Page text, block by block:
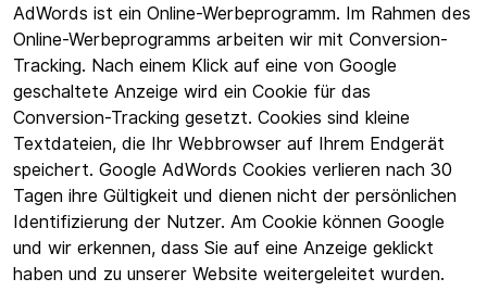
AdWords ist ein Online-Werbeprogramm. Im Rahmen des
Online-Werbeprogramms arbeiten wir mit Conversion-
Tracking. Nach einem Klick auf eine von Google
geschaltete Anzeige wird ein Cookie für das
Conversion-Tracking gesetzt. Cookies sind kleine
Textdateien, die Ihr Webbrowser auf Ihrem Endgerät
speichert. Google AdWords Cookies verlieren nach 30
Tagen ihre Gültigkeit und dienen nicht der persönlichen
Identifizierung der Nutzer. Am Cookie können Google
und wir erkennen, dass Sie auf eine Anzeige geklickt
haben und zu unserer Website weitergeleitet wurden.